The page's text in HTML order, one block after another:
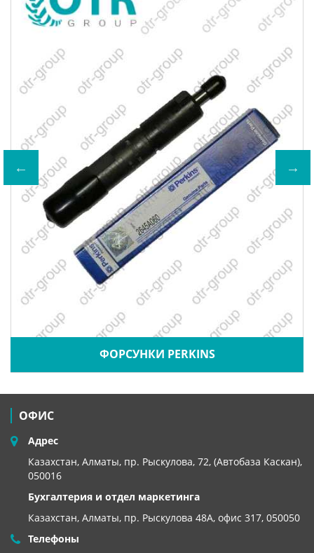
ФОРСУНКИ PERKINS
ОФИС
Адрес
Казахстан, Алматы, пр. Рыскулова, 72, (Автобаза Каскан),
050016
Бухгалтерия и отдел маркетинга
Казахстан, Алматы, пр. Рыскулова 48А, офис 317, 050050
Телефоны